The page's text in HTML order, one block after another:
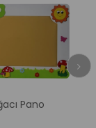
Pano